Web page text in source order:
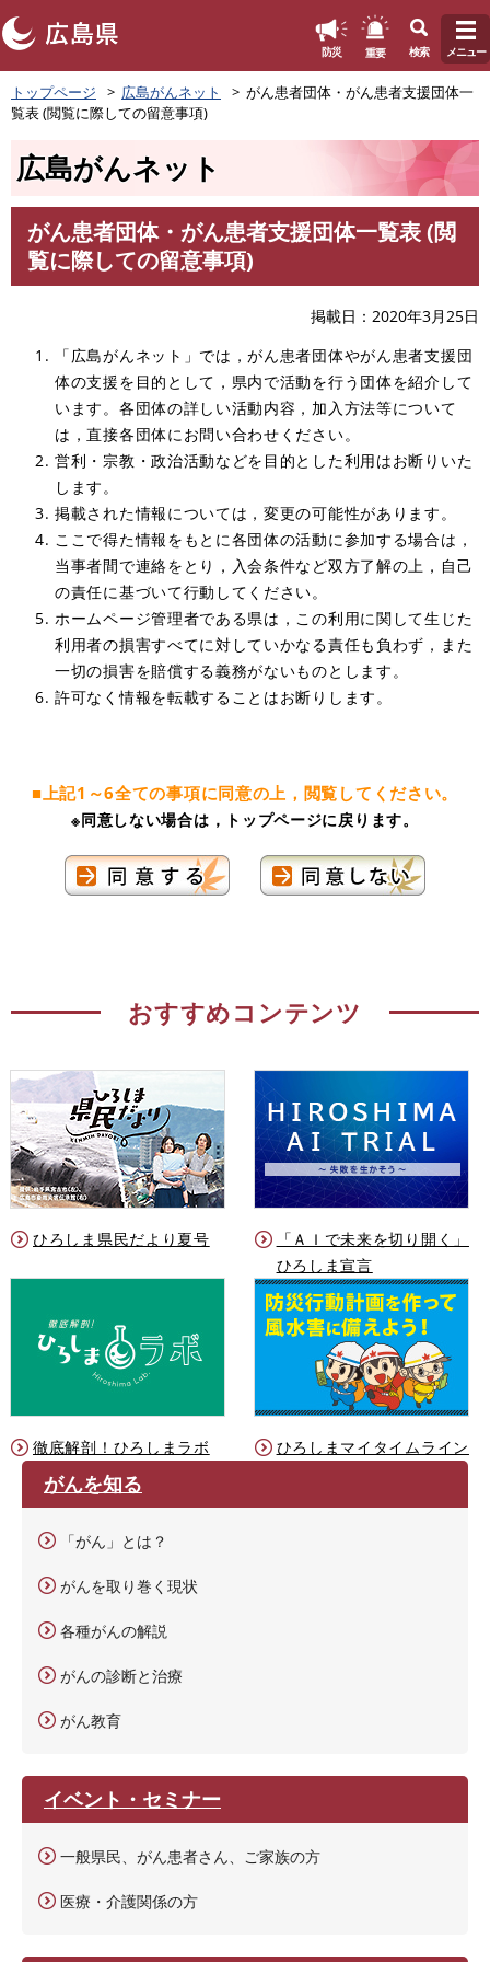
ペ
ー
ジ
防災 重要 検索 メニュー
トップページ 広島がんネット
がん患者団体・がん患者支援団体一
覧表 (閲覧に際しての留意事項)
広島がんネット
がん患者団体・がん患者支援団体一覧表 (閲
覧に際しての留意事項)
掲載日
2020年3月25日
「広島がんネット」では，がん患者団体やがん患者支援団
体の支援を目的として，県内で活動を行う団体を紹介して
います。各団体の詳しい活動内容，加入方法等について
は，直接各団体にお問い合わせください。
営利・宗教・政治活動などを目的とした利用はお断りいた
します。
掲載された情報については，変更の可能性があります。
ここで得た情報をもとに各団体の活動に参加する場合は，
当事者間で連絡をとり，入会条件など双方了解の上，自己
の責任に基づいて行動してください。
ホームページ管理者である県は，この利用に関して生じた
利用者の損害すべてに対していかなる責任も負わず，また
一切の損害を賠償する義務がないものとします。
許可なく情報を転載することはお断りします。
■上記1～6全ての事項に同意の上，閲覧してください。
※同意しない場合は，トップページに戻ります。
おすすめコンテンツ
ひろしま県民だより夏号
「ＡＩで未来を切り開く」
ひろしま宣言
徹底解剖！ひろしまラボ ひろしまマイタイムライン
がんを知る
「がん」とは？
がんを取り巻く現状
各種がんの解説
がんの診断と治療
がん教育
イベント・セミナー
一般県民、がん患者さん、ご家族の方
医療・介護関係の方